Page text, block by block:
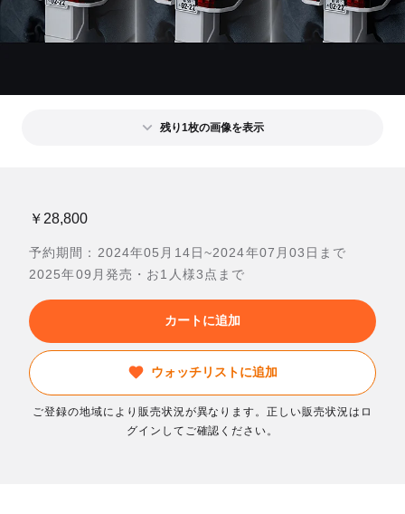
残り1枚の画像を表示
￥28,800
予約期間：2024年05月14日~2024年07月03日まで
2025年09月発売・お1人様3点まで
カートに追加
ウォッチリストに追加
ご登録の地域により販売状況が異なります。正しい販売状況はロ
グインしてご確認ください。